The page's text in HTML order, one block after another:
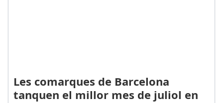
Les comarques de Barcelona
tanquen el millor mes de juliol en